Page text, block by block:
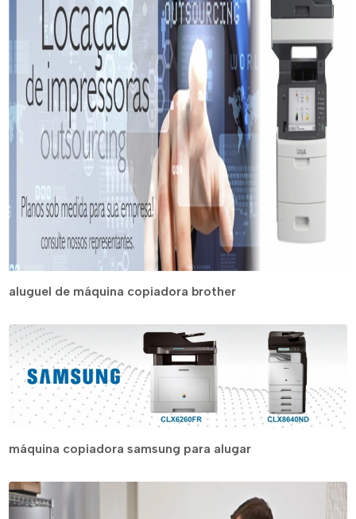
aluguel de máquina copiadora brother
máquina copiadora samsung para alugar